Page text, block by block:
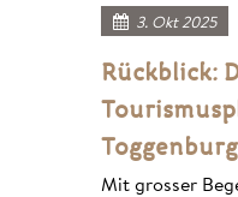
Rückblick:
Toggenburg
Mit grosser
3. Okt 2025